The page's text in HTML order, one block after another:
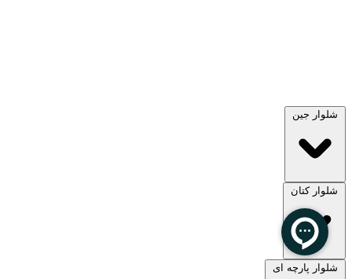
شلوار جین
مشاهده همه
شلوار کتان
شلوار پارچه ای